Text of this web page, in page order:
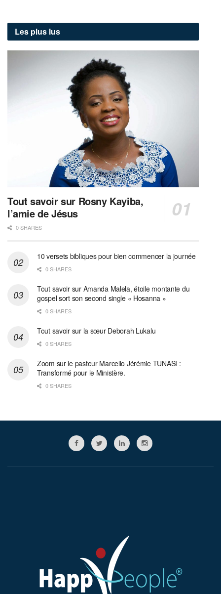
Les plus lus
Tout savoir sur Rosny Kayiba,
l’amie de Jésus
0 SHARES
10 versets bibliques pour bien commencer la journée
0 SHARES
Tout savoir sur Amanda Malela, étoile montante du
gospel sort son second single « Hosanna »
0 SHARES
Tout savoir sur la sœur Deborah Lukalu
0 SHARES
Zoom sur le pasteur Marcello Jérémie TUNASI :
Transformé pour le Ministère.
0 SHARES